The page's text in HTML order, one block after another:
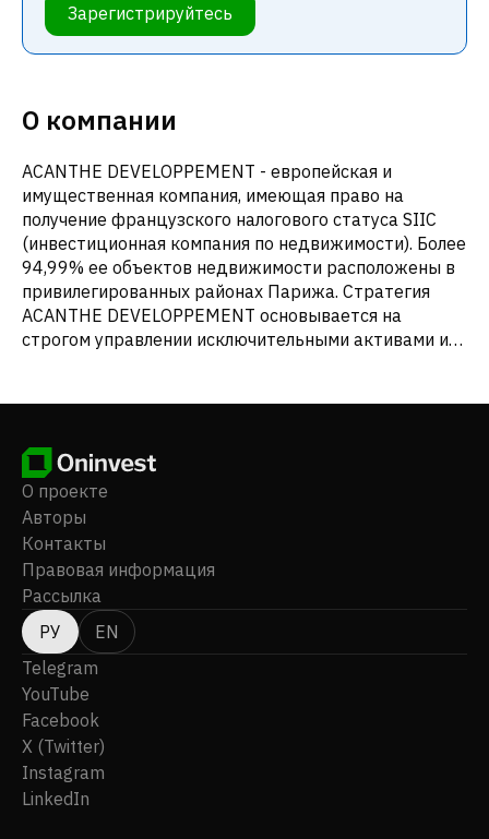
Зарегистрируйтесь
О компании
ACANTHE DEVELOPPEMENT - европейская и
имущественная компания, имеющая право на
получение французского налогового статуса SIIC
(инвестиционная компания по недвижимости). Более
94,99% ее объектов недвижимости расположены в
привилегированных районах Парижа. Стратегия
ACANTHE DEVELOPPEMENT основывается на
строгом управлении исключительными активами и
DEVELOPPEMENT котируется в отсеке C на NYSE
О проекте
Авторы
Контакты
Правовая информация
Рассылка
РУ
EN
Telegram
YouTube
Facebook
X (Twitter)
Instagram
LinkedIn